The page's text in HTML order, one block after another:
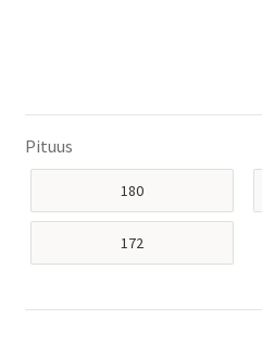
Pituus
180
172